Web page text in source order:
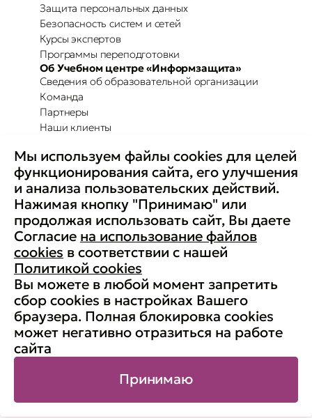
Защита персональных данных
Безопасность систем и сетей
Курсы экспертов
Программы переподготовки
Об Учебном центре «Информзащита»
Сведения об образовательной организации
Команда
Партнеры
Наши клиенты
Повышение осведомленности
Партнерство с Secure-T
Преимущества для бизнеса
Комплексные программы
Контакты
Медиа
Вакансии
Реквизиты
Старая версия сайта
© АНО ДПО «Учебный центр
«Информзащита», 1998-2026. ИНН:
7704190833, ОГРН: 1037700132788
Публичная оферта
Мы используем файлы cookies для целей
функционирования сайта, его улучшения
и анализа пользовательских действий.
Нажимая кнопку "Принимаю" или
продолжая использовать сайт, Вы даете
Согласие на использование файлов
cookies в соответствии с нашей
Политикой cookies
Вы можете в любой момент запретить
сбор cookies в настройках Вашего
браузера. Полная блокировка cookies
может негативно отразиться на работе
сайта
Принимаю